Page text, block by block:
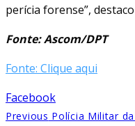
perícia forense”,
Fonte: Ascom/DPT
Fonte: Clique aqui
Facebook
Previous Polícia Militar